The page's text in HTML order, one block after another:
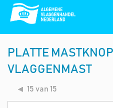
PLATTE
VLAGGENMAST
15 van 15